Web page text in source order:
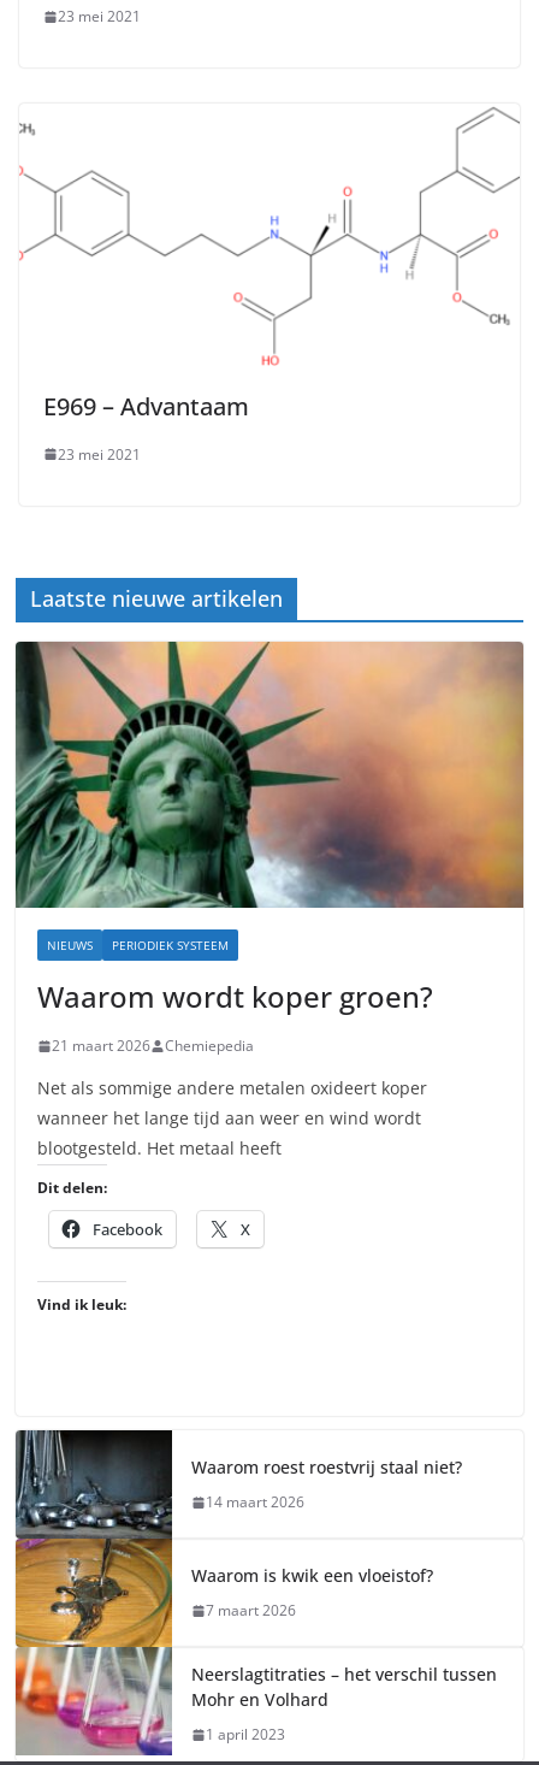
23 mei 2021
E969 – Advantaam
23 mei 2021
Laatste nieuwe artikelen
NIEUWS PERIODIEK SYSTEEM
Waarom wordt koper groen?
21 maart 2026 Chemiepedia
Net als sommige andere metalen oxideert koper
wanneer het lange tijd aan weer en wind wordt
blootgesteld. Het metaal heeft
Dit delen:
Facebook X
Vind ik leuk:
Waarom roest roestvrij staal niet?
14 maart 2026
Waarom is kwik een vloeistof?
7 maart 2026
Neerslagtitraties – het verschil tussen
Mohr en Volhard
1 april 2023